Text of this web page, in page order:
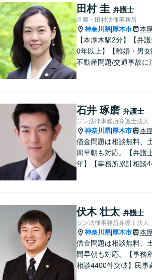
般民事…交通事故｜労働
動産｜相続｜借金問題
田村 圭 弁護士
進藤・田村法律事務所
神奈川県| 厚木市 本
【本厚木駅2分】【弁
0年以上】【離婚・男
不動産問題/交通事故に
う、全力でサポートし
石井 琢磨 弁護士
ジン法律事務所弁護士法人
神奈川県| 厚木市 本
借金問題は相談無料、
間早朝も対応。【弁護
年】【事務所累計相談
男女問題
伏木 壮太 弁護士
ジン法律事務所弁護士法人
神奈川県| 厚木市 本
借金問題は相談無料、
間早朝も対応。【事務
相談4400件突破】民事